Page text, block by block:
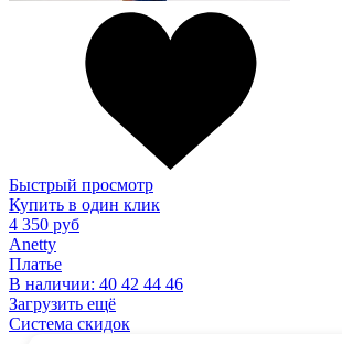
Быстрый просмотр
Купить в один клик
4 350 руб
Anetty
Платье
В наличии: 40 42 44 46
Загрузить ещё
Система скидок